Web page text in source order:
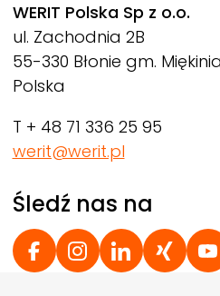
WERIT Polska Sp z o.o.
ul. Zachodnia 2B
55-330 Błonie gm. Miękinia
Polska
T + 48 71 336 25 95
werit@werit.pl
Śledź nas na
Social Footer